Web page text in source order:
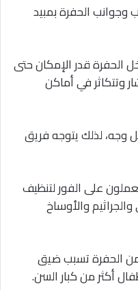
الحفرة بمبيد
الحفرة قدر الإمكان حتى
وتتكاثر في أماكن
وجه، لذلك يتوجه فريق
على الفور لتنظيف
والأوساخ
من الحفرة تسبب ضيق
أكثر من كبار السن.